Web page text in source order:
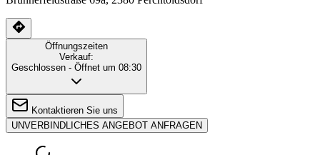
Öffnungszeiten
Verkauf:
Geschlossen - Öffnet um 08:30
Kontaktieren Sie uns
UNVERBINDLICHES ANGEBOT ANFRAGEN